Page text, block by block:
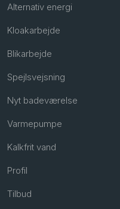
Alternativ energi
Kloakarbejde
Blikarbejde
Spejlsvejsning
Nyt badeværelse
Varmepumpe
Kalkfrit vand
Profil
Tilbud